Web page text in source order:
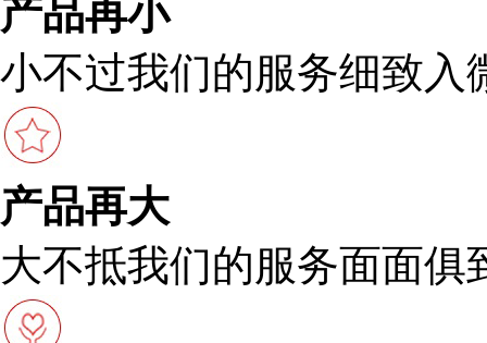
产品再小
小不过我们的服务细致入
产品再大
大不抵我们的服务面面俱